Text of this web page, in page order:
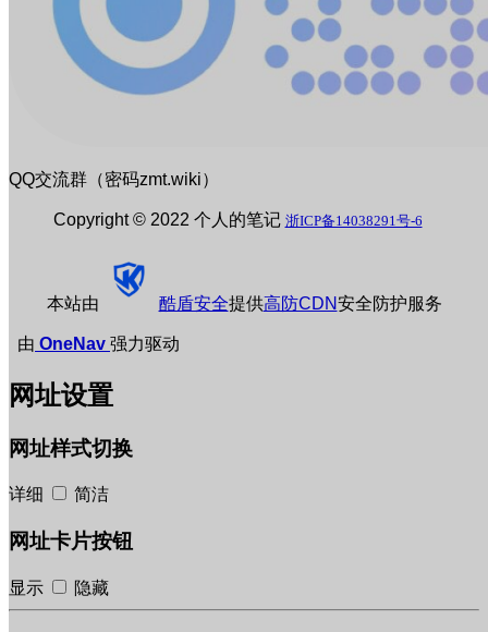
QQ交流群（密码zmt.wiki）
Copyright © 2022 个人的笔记 浙ICP备14038291号-6
本站由 酷盾安全提供高防CDN安全防护服务
由 OneNav 强力驱动
网址设置
网址样式切换
详细 简洁
网址卡片按钮
显示 隐藏